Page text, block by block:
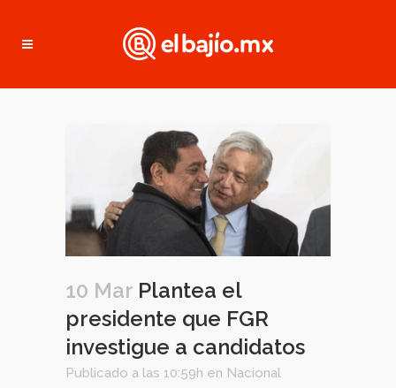
10 Mar Plantea el
presidente que FGR
investigue a candidatos
Publicado a las 10:59h en Nacional